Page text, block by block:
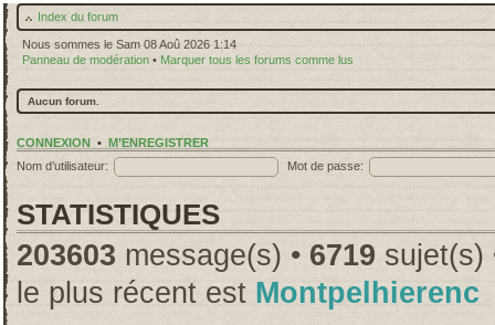
Index du forum
Nous sommes le Sam 08 Aoû 2026 1:14
Panneau de modération • Marquer tous les forums comme lus
Aucun forum.
CONNEXION • M’ENREGISTRER
Nom d’utilisateur:
Mot de passe:
STATISTIQUES
203603 message(s) • 6719 sujet(s)
le plus récent est Montpelhierenc